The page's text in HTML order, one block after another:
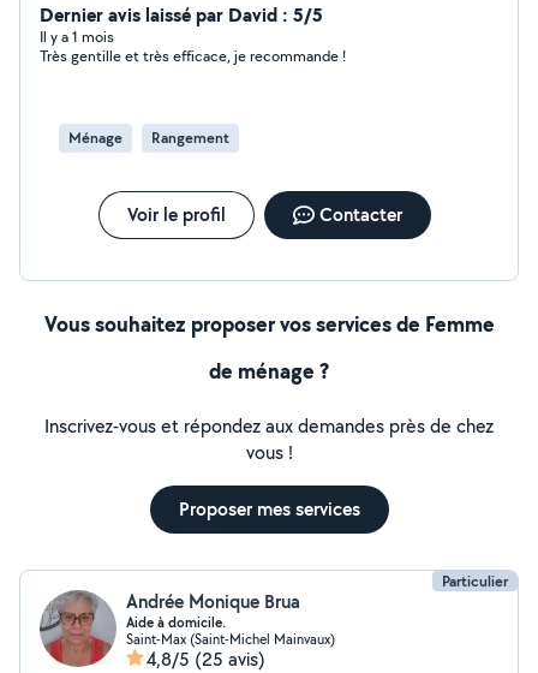
de la propriété et de l'accueil. Ce que je vous propose :
Ménage, cuisine marocaine maison (couscous, tajines,
rfissa, pastilla..). Je fais aussi de la garde d'enfants et les
de votre famille
Dernier avis laissé par David : 5/5
Il y a 1 mois
Très gentille et très efficace, je recommande !
Ménage Rangement
Voir le profil Contacter
Vous souhaitez proposer vos services de Femme
de ménage ?
Inscrivez-vous et répondez aux demandes près de chez
vous !
Proposer mes services
Particulier
Andrée Monique Brua
Aide à domicile.
Saint-Max (Saint-Michel Mainvaux)
4,8/5 (25 avis)